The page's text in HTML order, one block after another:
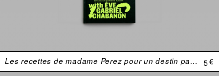
Les recettes de madame Perez pour un destin parfait 5 €